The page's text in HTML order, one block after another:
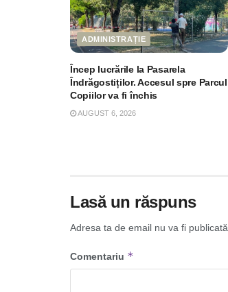
ADMINISTRAȚIE
Încep lucrările la Pasarela
Îndrăgostiților. Accesul spre Parcul
Copiilor va fi închis
AUGUST 6, 2026
Lasă un răspuns
Adresa ta de email nu va fi publicată.
Comentariu *